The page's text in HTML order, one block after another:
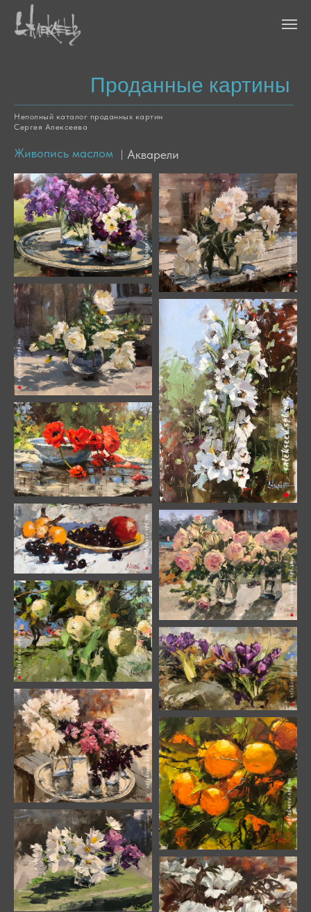
Проданные картины
Акварели
Живопись маслом
Неполный каталог проданных картин
Сергея Алексеева